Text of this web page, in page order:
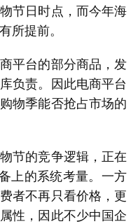
节日时点，而今年海
所提前。
平台的部分商品，发
负责。因此电商平台
物季能否抢占市场的
节的竞争逻辑，正在
上的系统考量。一方
者不再只看价格，更
性，因此不少中国企